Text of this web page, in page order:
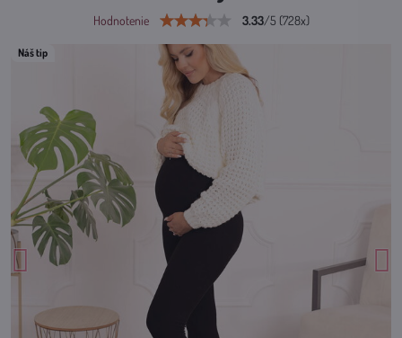
Náš tip
Hodnotenie 3.33/5 (728x)